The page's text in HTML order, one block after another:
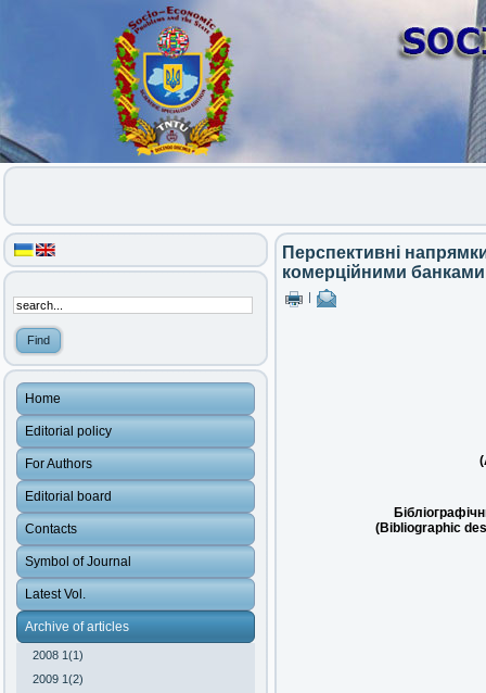
Home
Editorial policy
For Authors
Editorial board
Contacts
Symbol of Journal
Latest Vol.
Archive of articles
2008 1(1)
2009 1(2)
Перспективні
комерційними
(Bibliographic